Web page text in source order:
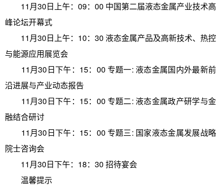
11月30日上午：09：00 中国第二届液态金属产业技术高
峰论坛开幕式
11月30日上午：10：30 液态金属产品及高新技术、热控
与能源应用展览会
11月30日下午：15：00 专题一: 液态金属国内外最新前
沿进展与产业动态报告
11月30日下午：15：00 专题二: 液态金属政产研学与金
融结合研讨
11月30日下午：15：00 专题三: 国家液态金属发展战略
院士咨询会
11月30日下午：18：30 招待宴会
温馨提示